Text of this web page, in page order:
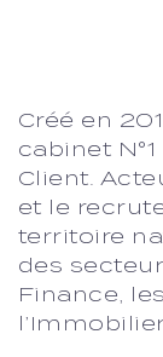
Créé en
cabinet
Client.
et le
territoire
des
Finance,